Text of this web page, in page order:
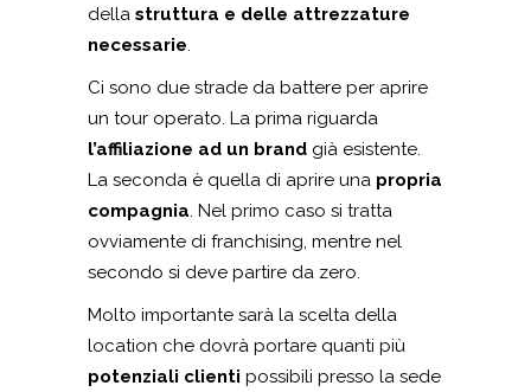
della struttura e delle attrezzature
necessarie.
Ci sono due strade da battere per aprire
un tour operato. La prima riguarda
l’affiliazione ad un brand già esistente.
La seconda è quella di aprire una propria
compagnia. Nel primo caso si tratta
ovviamente di franchising, mentre nel
secondo si deve partire da zero.
Molto importante sarà la scelta della
location che dovrà portare quanti più
potenziali clienti possibili presso la sede